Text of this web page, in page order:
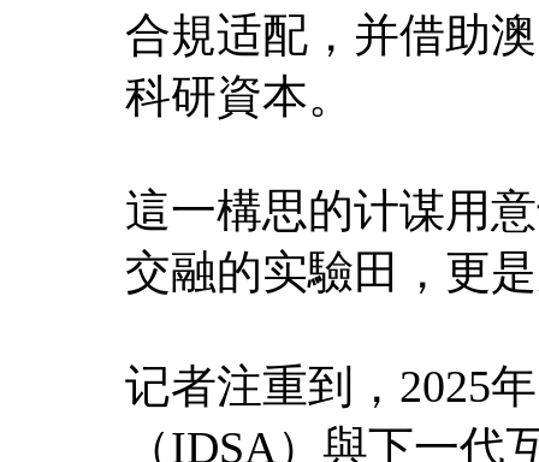
合規适配，并借助
科研資本。
這一構思的计谋用
交融的实驗田，更
记者注重到，2025
（IDSA）與下一代